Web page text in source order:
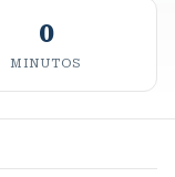
0
MINUTOS